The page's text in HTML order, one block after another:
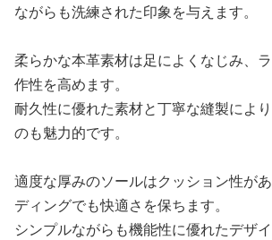
ながらも洗練された印象を与えます。
柔らかな本革素材は足によくなじみ、
作性を高めます。
耐久性に優れた素材と丁寧な縫製によ
のも魅力的です。
適度な厚みのソールはクッション性が
ディングでも快適さを保ちます。
シンプルながらも機能性に優れたデザ